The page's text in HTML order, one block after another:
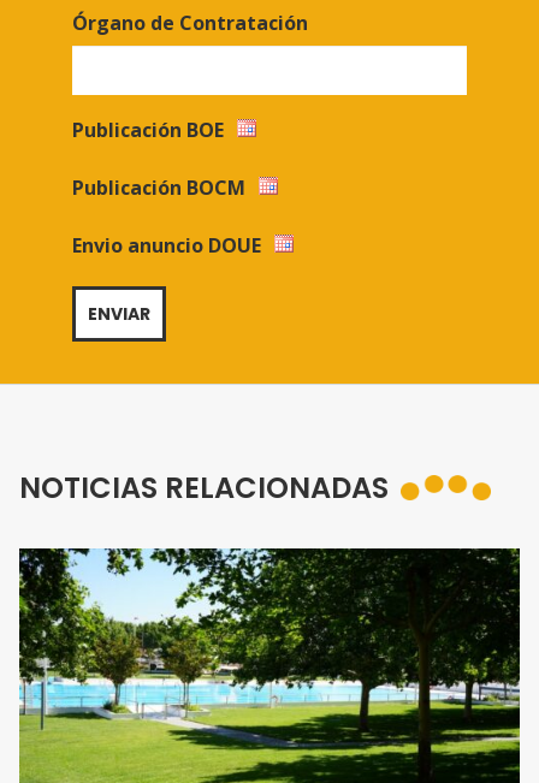
Órgano de Contratación
Publicación BOE
Publicación BOCM
Envio anuncio DOUE
NOTICIAS RELACIONADAS